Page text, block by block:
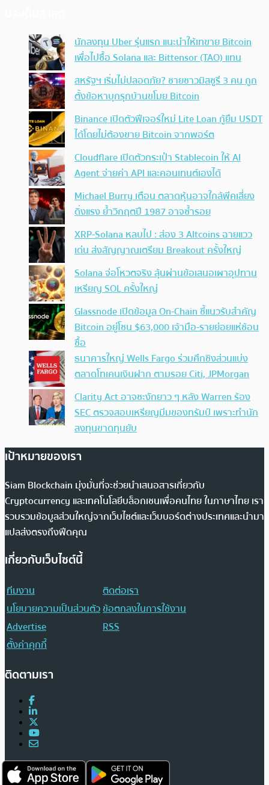
นักลงทุน Uber รุ่นแรก แนะนำให้เทขาย Bitcoin
เพื่อไปซื้อ Solana และ Bittensor (TAO) แทน
สหรัฐฯ เริ่มไม่ปลอดภัย? ชายชาวมิสซูรี 3 คน ถูก
ตั้งข้อหาบุกรุกบ้านขโมย Bitcoin
Binance เปิดตัวฟีเจอร์ใหม่ Lite Loan กู้ยืม USDT
ได้โดยไม่ต้องขาย Bitcoin จากพอร์ต
Cloudflare เปิดตัวกระเป๋า Stablecoin ให้ AI
Agent จ่ายค่า API และคอนเทนต์เองได้
Michael Burry เตือน ตลาดหุ้นอาจใกล้พีคเสี่ยง
ดิ่งแรง ย้ำวิกฤตปี 1987 อาจซ้ำรอย
XRP-Solana หลบไป : ส่อง 3 Altcoins ฉายแวว
เด่น ส่งสัญญาณเตรียม Breakout ครั้งใหญ่
Solana จ่อโหวตจริง ลุ้นผ่านข้อเสนอเผาอุปทาน
เหรียญ SOL ครั้งใหญ่
Glassnode เปิดข้อมูล On-Chain ชี้แนวรับสำคัญ
Bitcoin อยู่โซน $63,000 เจ้ามือ-รายย่อยแห่ช้อน
ซื้อ
ธนาคารใหญ่ Wells Fargo ร่วมศึกชิงส่วนแบ่ง
ตลาดโทเคนเงินฝาก ตามรอย Citi, JPMorgan
Clarity Act อาจชะงักยาว ๆ หลัง Warren ร้อง
SEC ตรวจสอบเหรียญมีมของทรัมป์ เพราะทำนัก
ลงทุนขาดทุนยับ
เป้าหมายของเรา
Siam Blockchain มุ่งมั่นที่จะช่วยนำเสนอสารเกี่ยวกับ
Cryptocurrency และเทคโนโลยีบล็อกเชนเพื่อคนไทย ในภาษาไทย เรา
รวบรวมข้อมูลส่วนใหญ่จากเว็บไซต์และเว็บบอร์ดต่างประเทศและนำมา
แปลส่งตรงถึงฟีดคุณ
เกี่ยวกับเว็บไซต์นี้
ทีมงาน
ติดต่อเรา
นโยบายความเป็นส่วนตัวข้อตกลงในการใช้งาน
Advertise
RSS
ตั้งค่าคุกกี้
ติดตามเรา